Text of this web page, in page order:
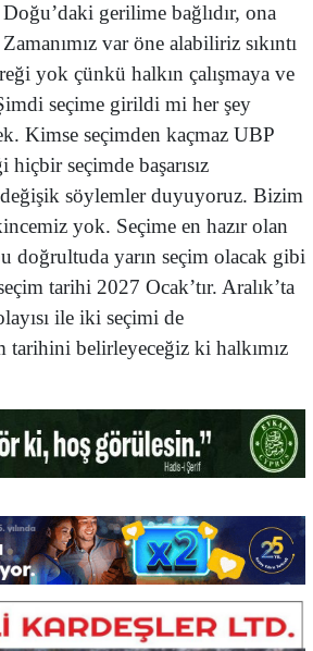
gerilime bağlıdır, ona
var öne alabiliriz sıkıntı
yok çünkü halkın çalışmaya ve
seçime girildi mi her şey
Kimse seçimden kaçmaz UBP
seçimde başarısız
değişik söylemler duyuyoruz. Bizim
yok. Seçime en hazır olan
doğrultuda yarın seçim olacak gibi
tarihi 2027 Ocak’tır. Aralık’ta
ile iki seçimi de
tarihini belirleyeceğiz ki halkımız